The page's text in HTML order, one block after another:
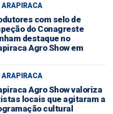
ARAPIRACA
com selo de
do Conagreste
destaque no
Agro Show em
ARAPIRACA
Agro Show valoriza
locais que agitaram a
cultural